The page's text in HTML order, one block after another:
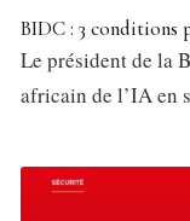
BIDC : 3 conditions
Le président de la
africain de l’IA en